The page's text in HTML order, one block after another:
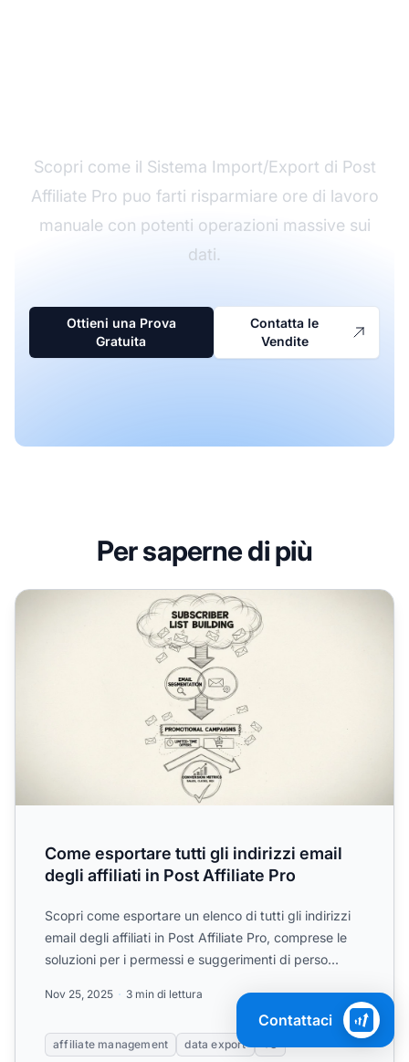
Scopri come il Sistema Import/Export di Post
Affiliate Pro puo farti risparmiare ore di lavoro
manuale con potenti operazioni massive sui
dati.
Ottieni una Prova
Gratuita
Contatta le
Vendite
Per saperne di più
Come esportare tutti gli indirizzi email degli affiliati in
Come esportare tutti gli indirizzi email
degli affiliati in Post Affiliate Pro
Scopri come esportare un elenco di tutti gli indirizzi
email degli affiliati in Post Affiliate Pro, comprese le
soluzioni per i permessi e suggerimenti di perso...
Nov 25, 2025 3 min di lettura
affiliate management data export
Contattaci